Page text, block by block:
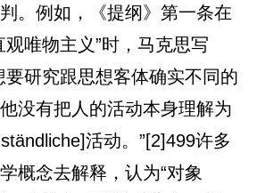
。例如，《提纲》第一条在
观唯物主义”时，马克思写
要研究跟思想客体确实不同的
没有把人的活动本身理解为
活动。”[2]499许多
概念去解释，认为“对象